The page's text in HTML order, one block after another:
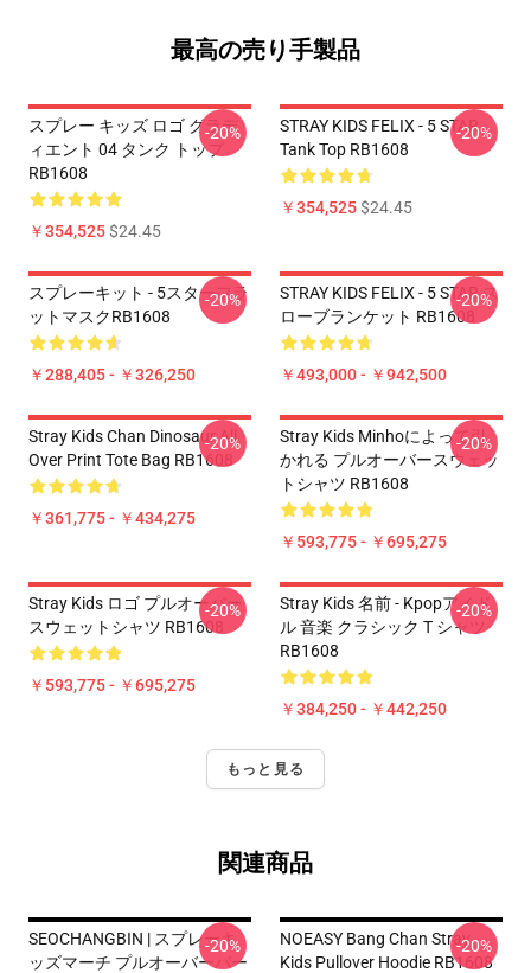
最高の売り手製品
スプレー キッズ ロゴ グラデ
ィエント 04 タンク トップ
RB1608
￥354,525$24.45
-20%
STRAY KIDS FELIX - 5 STAR
Tank Top RB1608
￥354,525$24.45
-20%
スプレーキット - 5スターフラ
ットマスクRB1608
￥288,405 - ￥326,250
-20%
STRAY KIDS FELIX - 5 STAR ス
ローブランケット RB1608
￥493,000 - ￥942,500
-20%
Stray Kids Chan Dinosaur All
Over Print Tote Bag RB1608
￥361,775 - ￥434,275
-20%
Stray Kids Minhoによって引
かれる プルオーバースウェッ
トシャツ RB1608
￥593,775 - ￥695,275
-20%
Stray Kids ロゴ プルオーバー
スウェットシャツ RB1608
￥593,775 - ￥695,275
-20%
Stray Kids 名前 - Kpopアイド
ル 音楽 クラシック T シャツ
RB1608
￥384,250 - ￥442,250
-20%
もっと見る
関連商品
SEOCHANGBIN | スプレーキ
ッズマーチ プルオーバーパー
-20%
NOEASY Bang Chan Stray
Kids Pullover Hoodie RB1608
-20%